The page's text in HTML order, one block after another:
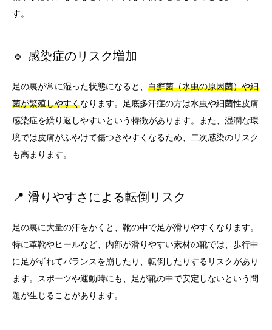
す。
🔹 感染症のリスク増加
足の裏が常に湿った状態になると、 白癬菌（水虫の原因菌）や細
菌が繁殖しやすくなります。足底多汗症の方は水虫や細菌性皮膚
感染症を繰り返しやすいという特徴があります。また、湿潤な環
境では皮膚がふやけて傷つきやすくなるため、二次感染のリスク
も高まります。
📍 滑りやすさによる転倒リスク
足の裏に大量の汗をかくと、靴の中で足が滑りやすくなります。
特に革靴やヒールなど、内部が滑りやすい素材の靴では、歩行中
に足がずれてバランスを崩したり、転倒したりするリスクがあり
ます。スポーツや運動時にも、足が靴の中で安定しないという問
題が生じることがあります。